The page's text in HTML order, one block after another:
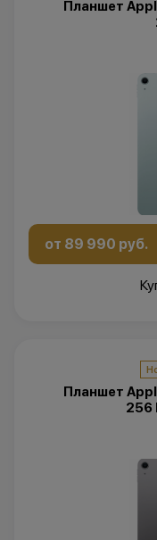
Планшет
от 89 990 руб.
Планшет
256